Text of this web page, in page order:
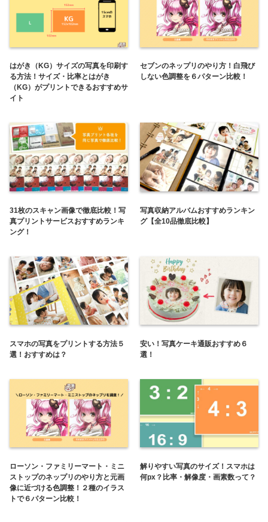
はがき（KG）サイズの写真を印刷す
る方法！サイズ・比率とはがき
（KG）がプリントできるおすすめサ
イト
セブンのネップリのやり方！白飛び
しない色調整を６パターン比較！
31枚のスキャン画像で徹底比較！写
真プリントサービスおすすめランキ
ング！
写真収納アルバムおすすめランキン
グ【全10品徹底比較】
スマホの写真をプリントする方法５
選！おすすめは？
安い！写真ケーキ通販おすすめ６
選！
ローソン・ファミリーマート・ミニ
ストップのネップリのやり方と元画
像に近づける色調整！２種のイラス
トで６パターン比較！
解りやすい写真のサイズ！スマホは
何px？比率・解像度・画素数って？